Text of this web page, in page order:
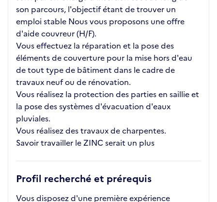
son parcours, l'objectif étant de trouver un
emploi stable Nous vous proposons une offre
d'aide couvreur (H/F).
Vous effectuez la réparation et la pose des
éléments de couverture pour la mise hors d'eau
de tout type de bâtiment dans le cadre de
travaux neuf ou de rénovation.
Vous réalisez la protection des parties en saillie et
la pose des systèmes d'évacuation d'eaux
pluviales.
Vous réalisez des travaux de charpentes.
Savoir travailler le ZINC serait un plus
Profil recherché et prérequis
Vous disposez d'une première expérience